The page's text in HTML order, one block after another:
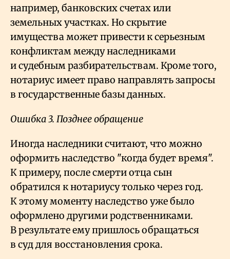
например, банковских счетах или
земельных участках. Но скрытие
имущества может привести к серьезным
конфликтам между наследниками
и судебным разбирательствам. Кроме того,
нотариус имеет право направлять запросы
в государственные базы данных.
Ошибка 3. Позднее обращение
Иногда наследники считают, что можно
оформить наследство "когда будет время".
К примеру, после смерти отца сын
обратился к нотариусу только через год.
К этому моменту наследство уже было
оформлено другими родственниками.
В результате ему пришлось обращаться
в суд для восстановления срока.